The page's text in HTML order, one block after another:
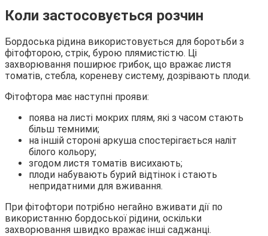
Коли застосовується розчин
Бордоська рідина використовується для боротьби з
фітофторою, стрік, бурою плямистістю. Ці
захворювання поширює грибок, що вражає листя
томатів, стебла, кореневу систему, дозрівають плоди.
Фітофтора має наступні прояви:
поява на листі мокрих плям, які з часом стають
більш темними;
на іншій стороні аркуша спостерігається наліт
білого кольору;
згодом листя томатів висихають;
плоди набувають бурий відтінок і стають
непридатними для вживання.
При фітофтори потрібно негайно вживати дії по
використанню бордоської рідини, оскільки
захворювання швидко вражає інші саджанці.